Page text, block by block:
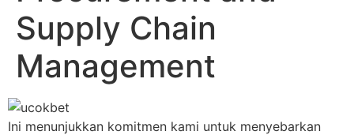
Supply Chain
Management
Ini menunjukkan komitmen kami untuk menyebarkan